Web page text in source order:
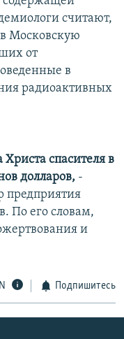
считают,
в Московскую
от
в
радиоактивных
спасителя в
долларов, -
предприятия
По его словам,
и
Подпишитесь